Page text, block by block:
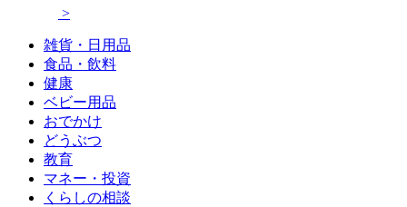
>
雑貨・日用品
食品・飲料
健康
ベビー用品
おでかけ
どうぶつ
教育
マネー・投資
くらしの相談